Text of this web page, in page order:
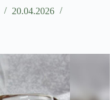
20.04.2026